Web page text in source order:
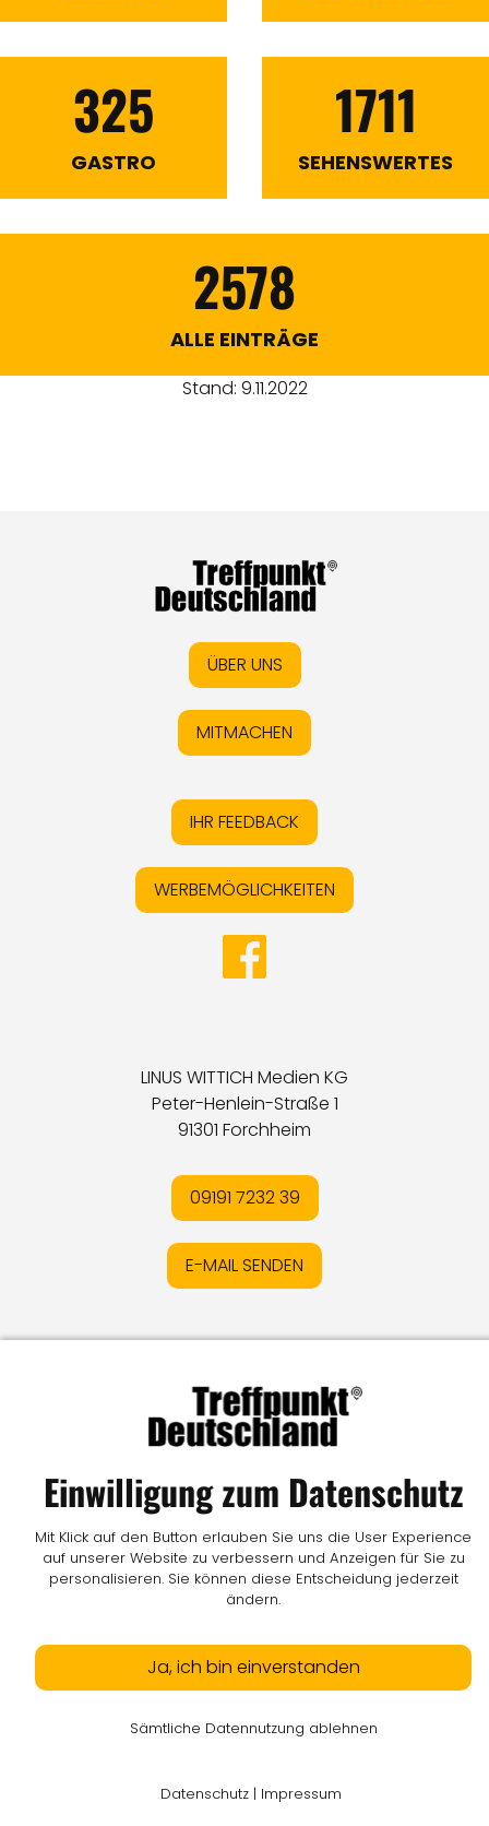
325
GASTRO
1711
SEHENSWERTES
2578
ALLE EINTRÄGE
Stand: 9.11.2022
ÜBER UNS
MITMACHEN
IHR FEEDBACK
WERBEMÖGLICHKEITEN
LINUS WITTICH Medien KG
Peter-Henlein-Straße 1
91301 Forchheim
09191 7232 39
E-MAIL SENDEN
MediadatenIKontaktIVertrag widerrufen
© LW Medien GmbH
Einwilligung zum Datenschutz
Mit Klick auf den Button erlauben Sie uns die User Experience
auf unserer Website zu verbessern und Anzeigen für Sie zu
personalisieren. Sie können diese Entscheidung jederzeit
ändern.
Ja, ich bin einverstanden
Sämtliche Datennutzung ablehnen
Datenschutz | Impressum